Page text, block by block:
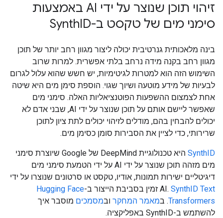
זיהוי תוכן שנוצר על ידי AI באמצעות
סימני מים של טקסט ב-SynthID
בינה מלאכותית גנרטיבית יכולה ליצור מגוון רחב יותר של תוכן
מגוון רחב בקנה מידה נרחב בלתי אפשרית. למרות שרוב
השימוש הזה הוא למטרות לגיטימיות, יש חשש שהוא עלול לגרום
לבעיות של מידע מוטעה ושיוך שגוי. הוספת סימן מים היא שיטה
אחת לצמצום ההשפעות הפוטנציאליות האלה. סימני מים
שאפשר ליישם אותם על תוכן שנוצר על ידי AI, שבני אדם לא
יכולים להבחין בהם, מודלים לזיהוי יכולים לתת ציון לתוכן
שרירותי, כדי לציין את הסבירות סומן כסימן מים.
SynthID
היא טכנולוגיית DeepMind של Google שיוצרת סימני
מים מזהה תוכן שנוצר על ידי AI על ידי הטמעת סימני מים
דיגיטליים ישירות תמונות, אודיו, טקסט או סרטונים שנוצרו על ידי
AI. SynthID Text זמין בסביבת הייצור ב-Hugging Face
Transformers. במאמר המחקר ובמסמכים מוסבר איך
להשתמש ב-SynthID באפליקציה.